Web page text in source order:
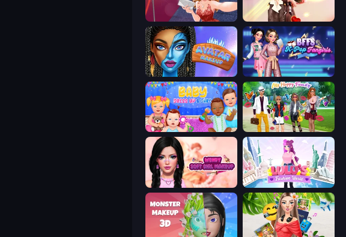
Fashion Holic GRWM Date Night
Avatar Make Up BFFs K-Pop Fangirls
Baby Dress Up Superstar Family Dress Up
Wendy Soft Girl Makeup Lulu's Fashion World